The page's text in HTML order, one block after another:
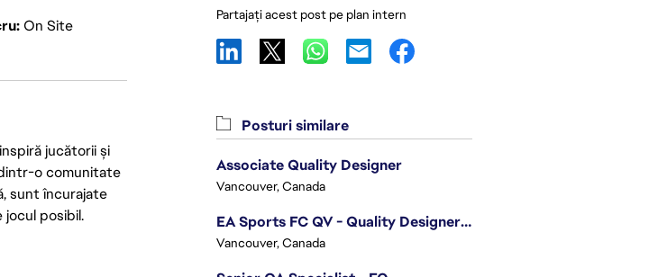
On Site
jucătorii și
o comunitate
sunt încurajate
posibil.
Partajați acest post pe plan intern
Posturi similare
Associate Quality Designer
Vancouver, Canada
EA Sports FC QV - Quality Designer (Companion App)
Vancouver, Canada